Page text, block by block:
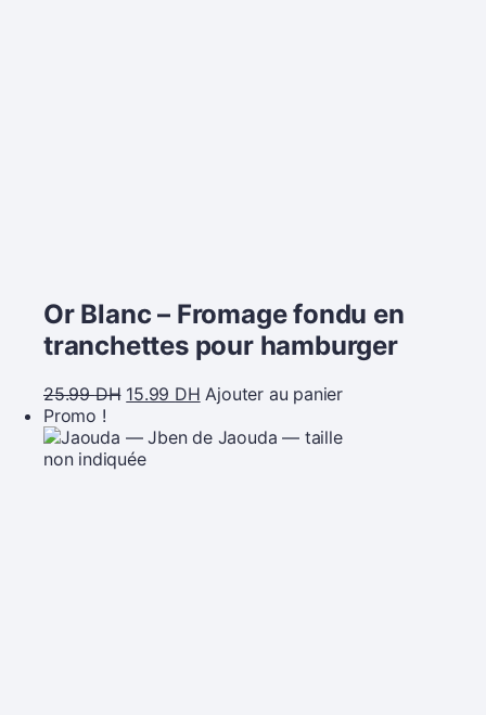
Or Blanc – Fromage fondu en
tranchettes pour hamburger
25.99DH 15.99 DH Ajouter au panier
Promo !